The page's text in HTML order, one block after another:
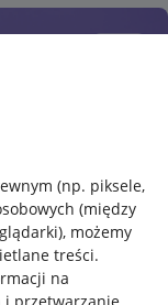
(np. piksele,
(między
, możemy
treści.
na